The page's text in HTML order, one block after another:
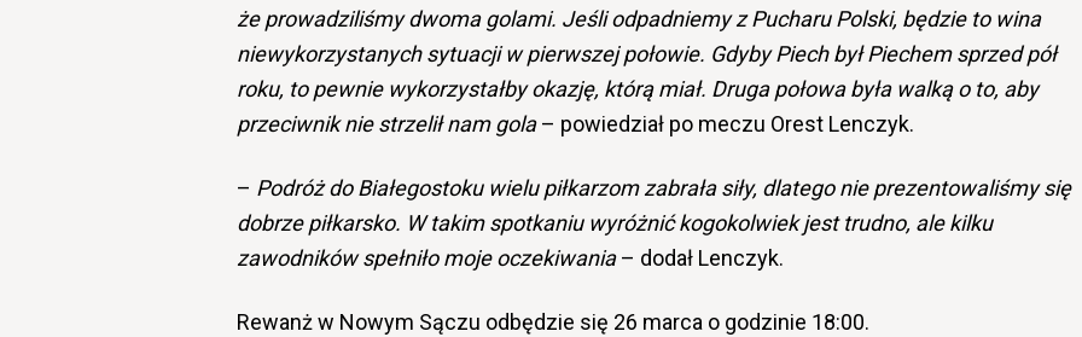
że prowadziliśmy dwoma golami. Jeśli odpadniemy z Pucharu Polski, będzie to wina
niewykorzystanych sytuacji w pierwszej połowie. Gdyby Piech był Piechem sprzed pół
roku, to pewnie wykorzystałby okazję, którą miał. Druga połowa była walką o to, aby
przeciwnik nie strzelił nam gola– powiedział po meczu Orest Lenczyk.
– Podróż do Białegostoku wielu piłkarzom zabrała siły, dlatego nie prezentowaliśmy się
dobrze piłkarsko. W takim spotkaniu wyróżnić kogokolwiek jest trudno, ale kilku
zawodników spełniło moje oczekiwania– dodał Lenczyk.
Rewanż w Nowym Sączu odbędzie się 26 marca o godzinie 18:00.